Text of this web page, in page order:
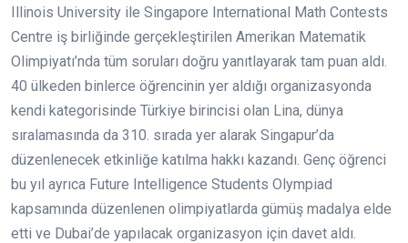
Illinois University ile Singapore International Math Contests
Centre iş birliğinde gerçekleştirilen Amerikan Matematik
Olimpiyatı’nda tüm soruları doğru yanıtlayarak tam puan aldı.
40 ülkeden binlerce öğrencinin yer aldığı organizasyonda
kendi kategorisinde Türkiye birincisi olan Lina, dünya
sıralamasında da 310. sırada yer alarak Singapur’da
düzenlenecek etkinliğe katılma hakkı kazandı. Genç öğrenci
bu yıl ayrıca Future Intelligence Students Olympiad
kapsamında düzenlenen olimpiyatlarda gümüş madalya elde
etti ve Dubai’de yapılacak organizasyon için davet aldı.